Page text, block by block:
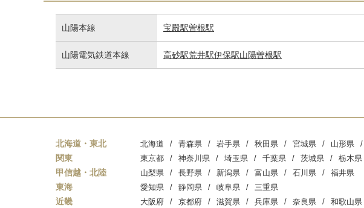
山陽本線 宝殿駅曽根駅
山陽電気鉄道本線 高砂駅荒井駅伊保駅山陽曽根駅
北海道・東北 北海道 青森県 岩手県 秋田県 宮城県 山形県
関東 東京都 神奈川県 埼玉県 千葉県 茨城県 栃木県
甲信越・北陸 山梨県 長野県 新潟県 富山県 石川県 福井県
東海 愛知県 静岡県 岐阜県 三重県
近畿 大阪府 京都府 滋賀県 兵庫県 奈良県 和歌山県